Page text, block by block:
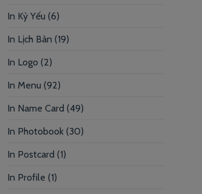
In Kỷ Yếu (6)
In Lịch Bàn (19)
In Logo (2)
In Menu (92)
In Name Card (49)
In Photobook (30)
In Postcard (1)
In Profile (1)